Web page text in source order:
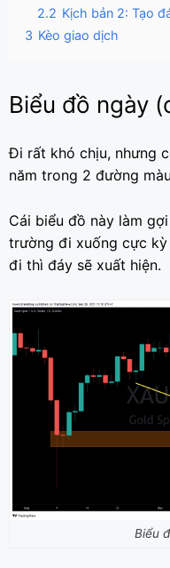
2.2 Kịch bản 2: Tạo
3 Kèo giao dịch
Biểu đồ ngày
Đi rất khó chịu, nhưng
năm trong 2 đường
Cái biểu đồ này làm
trường đi xuống cực kỳ
đi thì đáy sẽ xuất hiện.
Biểu